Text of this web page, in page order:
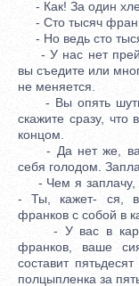
- Как! За один
- Сто тысяч
- Но ведь сто
- У нас нет
вы съедите или
не меняется.
- Вы опять
скажите сразу,
концом.
- Да нет же, ваше
себя голодом.
- Чем я заплачу,
- Ты, кажет- ся,
франков с собой в
- У вас в
франков, ваше
составит
полцыпленка за